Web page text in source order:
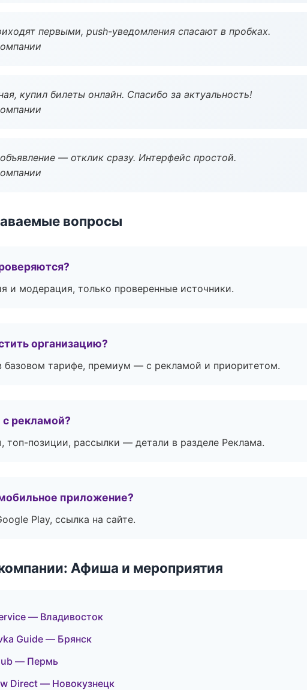
первыми, push-уведомления спасают в пробках.
купил билеты онлайн. Спасибо за актуальность!
— отклик сразу. Интерфейс простой.
вопросы
и модерация, только проверенные источники.
организацию?
базовом тарифе, премиум — с рекламой и приоритетом.
с рекламой?
топ-позиции, рассылки — детали в разделе Реклама.
приложение?
Play, ссылка на сайте.
Афиша и мероприятия
— Владивосток
Guide — Брянск
— Пермь
Direct — Новокузнецк